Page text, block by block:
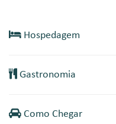
Hospedagem
Gastronomia
Como Chegar